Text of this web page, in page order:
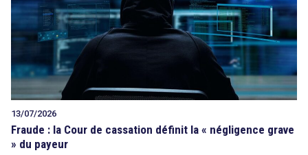
13/07/2026
Fraude : la Cour de cassation définit la « négligence grave
» du payeur